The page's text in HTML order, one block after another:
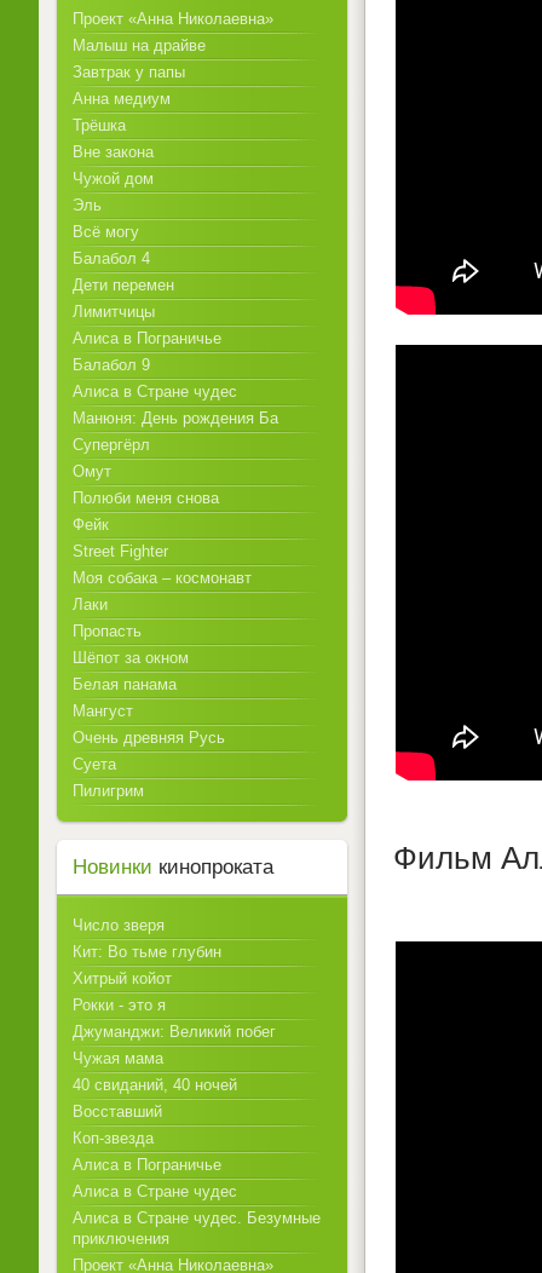
Фильм
Проект «Анна Николаевна»
Малыш на драйве
Завтрак у папы
Анна медиум
Трёшка
Вне закона
Чужой дом
Эль
Всё могу
Балабол 4
Дети перемен
Лимитчицы
Алиса в Пограничье
Балабол 9
Алиса в Стране чудес
Манюня: День рождения Ба
Супергёрл
Омут
Полюби меня снова
Фейк
Street Fighter
Моя собака – космонавт
Лаки
Пропасть
Шёпот за окном
Белая панама
Мангуст
Очень древняя Русь
Суета
Пилигрим
Новинки кинопроката
Число зверя
Кит: Во тьме глубин
Хитрый койот
Рокки - это я
Джуманджи: Великий побег
Чужая мама
40 свиданий, 40 ночей
Восставший
Коп-звезда
Алиса в Пограничье
Алиса в Стране чудес
Алиса в Стране чудес. Безумные
приключения
Проект «Анна Николаевна»